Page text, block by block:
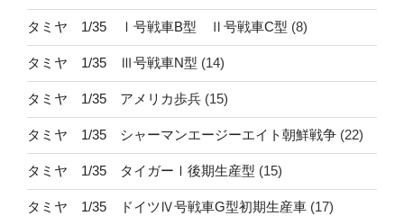
タミヤ 1/35 Ⅰ号戦車B型 Ⅱ号戦車C型 (8)
タミヤ 1/35 Ⅲ号戦車N型 (14)
タミヤ 1/35 アメリカ歩兵 (15)
タミヤ 1/35 シャーマンエージーエイト朝鮮戦争 (22)
タミヤ 1/35 タイガーⅠ後期生産型 (15)
タミヤ 1/35 ドイツⅣ号戦車G型初期生産車 (17)